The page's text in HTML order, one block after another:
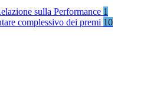
sulla Performance 1
complessivo dei premi 10